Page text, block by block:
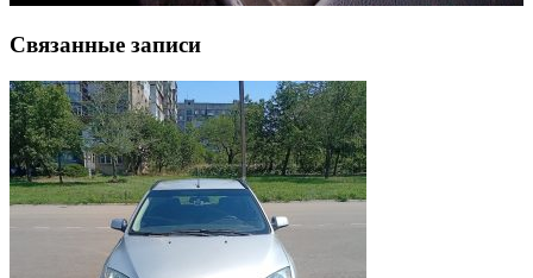
Связанные записи